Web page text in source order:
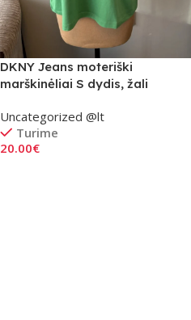
DKNY Jeans moteriški
marškinėliai S dydis, žali
Uncategorized @lt
Turime
20.00€